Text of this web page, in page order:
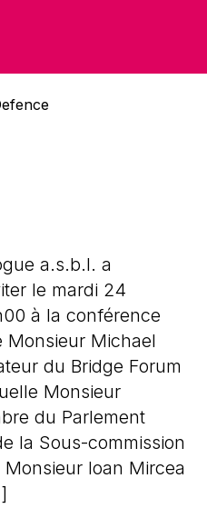
a.s.b.l. a
le mardi 24
à la conférence
Monsieur Michael
du Bridge Forum
Monsieur
du Parlement
la Sous-commission
Ioan Mircea